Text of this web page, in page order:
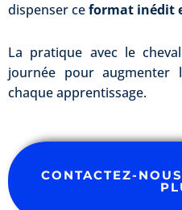
dispenser ceformat inédit
La pratique avec le
journée pour augmenter
chaque apprentissage.
CONTACTEZ-